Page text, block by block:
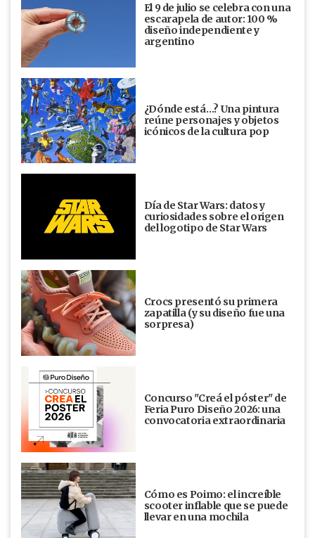
El 9 de julio se celebra con una
escarapela de autor: 100 %
diseño independiente y
argentino
¿Dónde está…? Una pintura
reúne personajes y objetos
icónicos de la cultura pop
Día de Star Wars: datos y
curiosidades sobre el origen
del logotipo de Star Wars
Crocs presentó su primera
zapatilla (y su diseño fue una
sorpresa)
Concurso "Creá el póster" de
Feria Puro Diseño 2026: una
convocatoria extraordinaria
Cómo es Poimo: el increíble
scooter inflable que se puede
llevar en una mochila